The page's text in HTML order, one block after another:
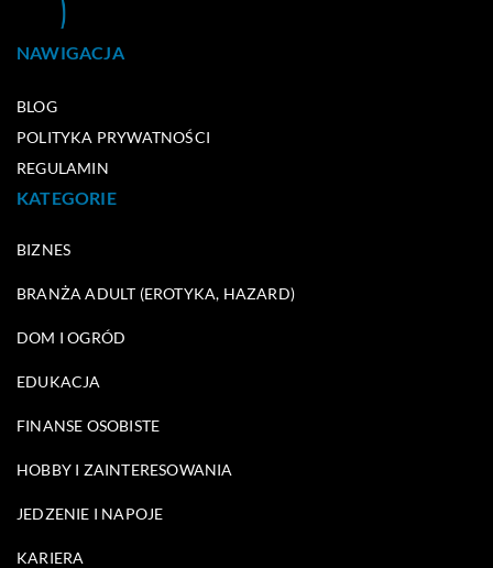
NAWIGACJA
BLOG
POLITYKA PRYWATNOŚCI
REGULAMIN
KATEGORIE
BIZNES
BRANŻA ADULT (EROTYKA, HAZARD)
DOM I OGRÓD
EDUKACJA
FINANSE OSOBISTE
HOBBY I ZAINTERESOWANIA
JEDZENIE I NAPOJE
KARIERA